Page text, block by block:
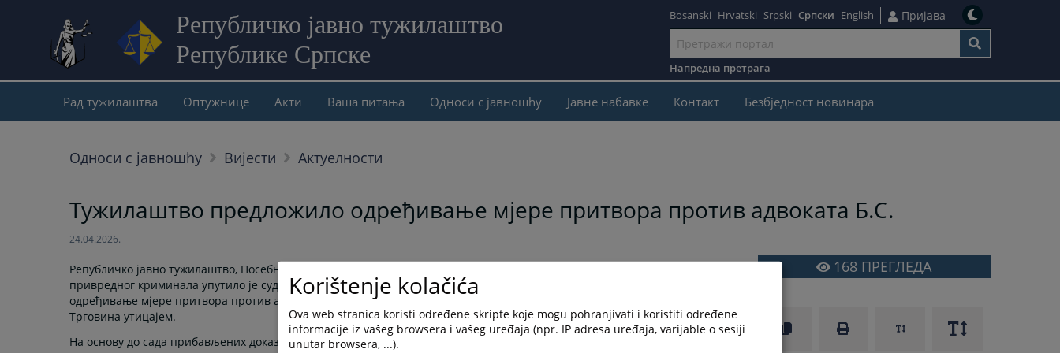
Републичко јавно тужилаштво
Републике Српске
садржај
Bosanski Hrvatski Srpski Српски English Пријава
Напредна претрага
Рад тужилаштва Оптужнице Акти Ваша питања Односи с јавношћу Јавне набавке Контакт Безбjедност новинара
Односи с јавношћу Вијести Актуелности
Тужилаштво предложило одређивање мјере притвора против адвоката Б.С.
24.04.2026.
Републичко јавно тужилаштво, Посебно одјељење за сузбијање корупције, организованог и најтежих облика
привредног криминала упутило је судији за претходни поступак Окружног суда у Бањалуци, приједлог за
одређивање мјере притвора против адвоката Б.С. због постојања основане сумње да је починио кривично дјело
Трговина утицајем.
На основу до сада прибављених доказа, утврђено је да постоји основана сумња да је осумњичени Б.С. починио
168 ПРЕГЛЕДА
Korištenje kolačića
Ova web stranica koristi određene skripte koje mogu pohranjivati i koristiti određene
informacije iz vašeg browsera i vašeg uređaja (npr. IP adresa uređaja, varijable o sesiji
unutar browsera, ...).